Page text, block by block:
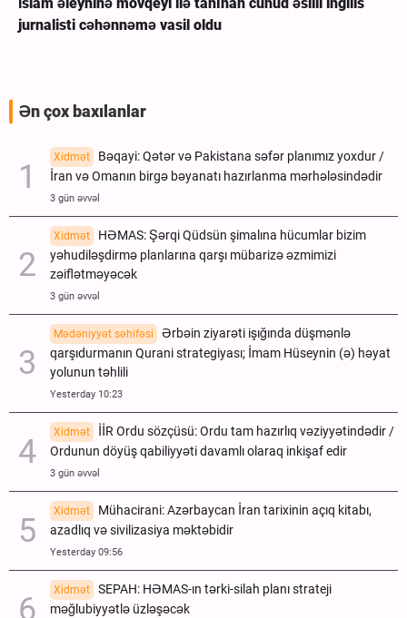
jurnalisti cəhənnəmə vasil oldu
Ən çox baxılanlar
Xidmət
Bəqayi: Qətər və Pakistana səfər planımız yoxdur /
İran və Omanın birgə bəyanatı hazırlanma mərhələsindədir
3 gün əvvəl
Xidmət
HƏMAS: Şərqi Qüdsün şimalına hücumlar bizim
yəhudiləşdirmə planlarına qarşı mübarizə əzmimizi
zəiflətməyəcək
3 gün əvvəl
Mədəniyyət səhifəsi
Ərbəin ziyarəti işığında düşmənlə
qarşıdurmanın Qurani strategiyası; İmam Hüseynin (ə) həyat
yolunun təhlili
Yesterday 10:23
Xidmət
İİR Ordu sözçüsü: Ordu tam hazırlıq vəziyyətindədir /
Ordunun döyüş qabiliyyəti davamlı olaraq inkişaf edir
3 gün əvvəl
Xidmət
Mühacirani: Azərbaycan İran tarixinin açıq kitabı,
azadlıq və sivilizasiya məktəbidir
Yesterday 09:56
Xidmət
SEPAH: HƏMAS-ın tərki-silah planı strateji
məğlubiyyətlə üzləşəcək